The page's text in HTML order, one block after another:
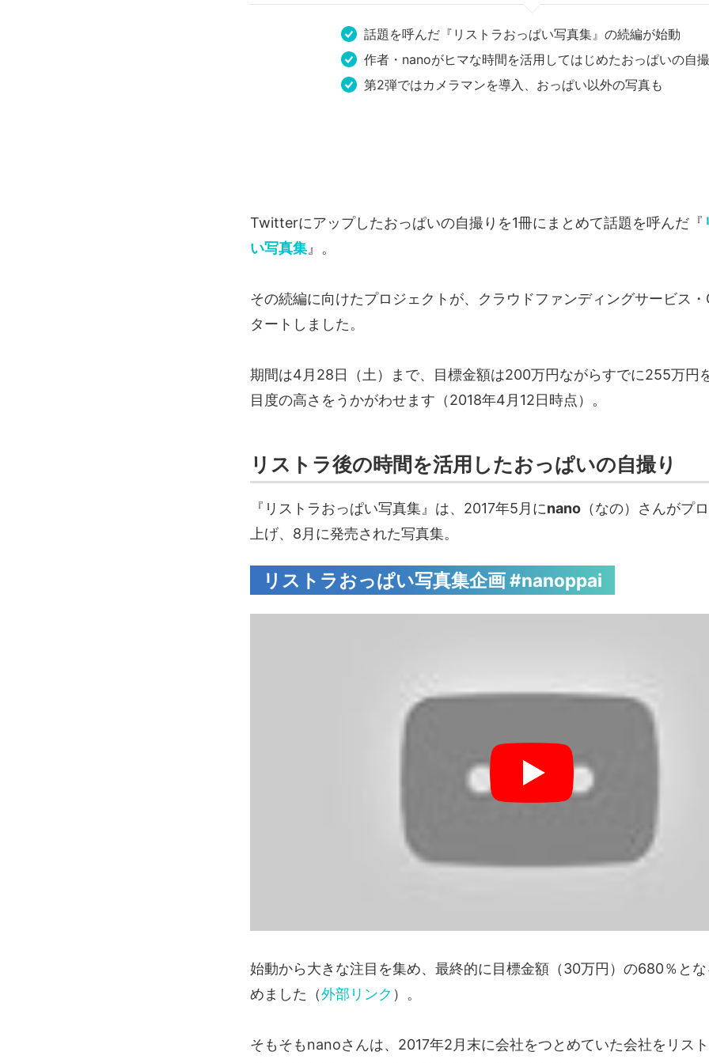
話題を呼んだ『リストラおっぱい写真集』の続編が始動
作者・nanoがヒマな時間を活用してはじめたおっぱいの自
第2弾ではカメラマンを導入、おっぱい以外の写真も
Twitterにアップしたおっぱいの自撮りを1冊にまとめて話題を呼んだ『
い写真集 』。
その続編に向けたプロジェクトが、クラウドファンディングサービス
タートしました。
期間は4月28日（土）まで、目標金額は200万円ながらすでに255万円
目度の高さをうかがわせます（2018年4月12日時点）。
リストラ後の時間を活用したおっぱいの自撮り
『リストラおっぱい写真集』は、2017年5月にnano （なの）さんがプ
上げ、8月に発売された写真集。
リストラおっぱい写真集企画 #nanoppai
始動から大きな注目を集め、最終的に目標金額（30万円）の680％と
めました（外部リンク ）。
そもそもnanoさんは、2017年2月末に会社をつとめていた会社をリス